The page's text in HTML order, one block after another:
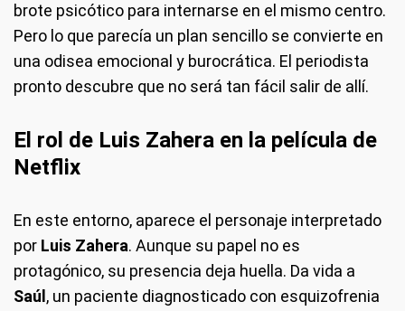
brote psicótico para internarse en el mismo centro.
Pero lo que parecía un plan sencillo se convierte en
una odisea emocional y burocrática. El periodista
pronto descubre que no será tan fácil salir de allí.
El rol de Luis Zahera en la película de
Netflix
En este entorno, aparece el personaje interpretado
por Luis Zahera. Aunque su papel no es
protagónico, su presencia deja huella. Da vida a
Saúl , un paciente diagnosticado con esquizofrenia